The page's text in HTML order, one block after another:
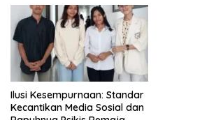
Ilusi Kesempurnaan: Standar
Kecantikan Media Sosial dan